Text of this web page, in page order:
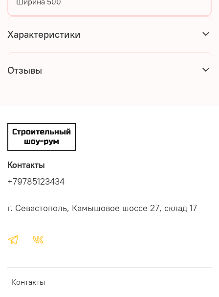
Характеристики
Отзывы
Контакты
Контакты
+79785123434
г. Севастополь, Камышовое шоссе 27, склад 17